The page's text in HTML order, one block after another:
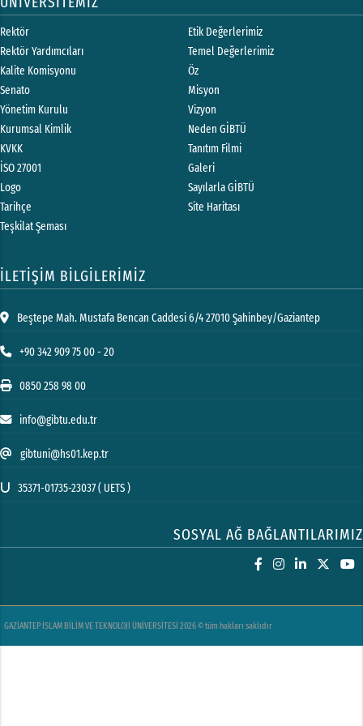
Rektör
Rektör Yardımcıları
Kalite Komisyonu
Senato
Yönetim Kurulu
Kurumsal Kimlik
KVKK
İSO 27001
Logo
Tarihçe
Teşkilat Şeması
Etik Değerlerimiz
Temel Değerlerimiz
Öz
Misyon
Vizyon
Neden GİBTÜ
Tanıtım Filmi
Galeri
Sayılarla GİBTÜ
Site Haritası
İLETİŞİM BİLGİLERİMİZ
Beştepe Mah. Mustafa Bencan Caddesi 6/4 27010 Şahinbey/Gaziantep
+90 342 909 75 00 - 20
0850 258 98 00
info@gibtu.edu.tr
gibtuni@hs01.kep.tr
35371-01735-23037 ( UETS )
SOSYAL AĞ BAĞLANTILARIMIZ
GAZİANTEP İSLAM BİLİM VE TEKNOLOJİ ÜNİVERSİTESİ 2026 © tüm hakları saklıdır